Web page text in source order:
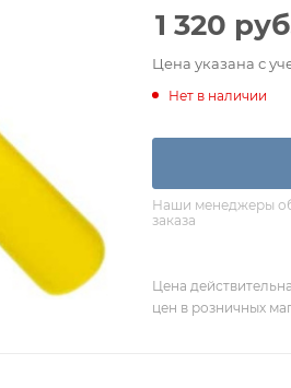
1 320
Цена указана с
Нет в наличии
Наши менеджеры
заказа
Цена
цен в розничных